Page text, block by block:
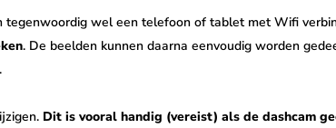
wel een telefoon of tablet met Wifi
. De beelden kunnen daarna eenvoudig worden
Dit is vooral handig (vereist) als de dashcam